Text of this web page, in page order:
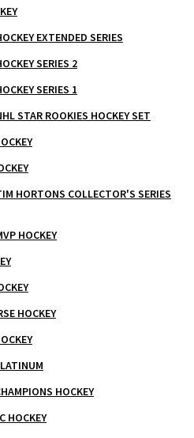
EXTENDED SERIES
SERIES 2
SERIES 1
STAR ROOKIES HOCKEY SET
HORTONS COLLECTOR'S SERIES
HOCKEY
HOCKEY
HOCKEY
HOCKEY